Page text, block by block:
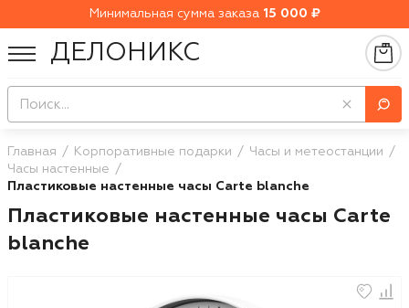
Минимальная сумма заказа 15 000 ₽
ДЕЛОНИКС
Главная Корпоративные подарки
Часы и метеостанции
Часы настенные
Пластиковые настенные часы Carte blanche
Пластиковые настенные часы Carte
blanche